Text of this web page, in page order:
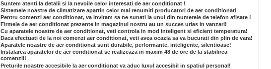
Suntem atenti la detalii si la nevoile celor interesati de aer conditionat !
Sistemele noastre de climatizare apartin celor mai renumiti producatori de aer conditionat!
Pentru comenzi aer conditionat, va invitam sa ne sunati la unul din numerele de telefon afisate !
Firmele de aer conditionat prezente in magazinul nostru au un succes urias in vanzari!
Cu aparatele noastre de aer conditionat, veti controla in mod inteligent si eficient temperatura!
Daca efectuati de la noi comenzi aer conditionat, veti avea ocazia sa va bucurati din plin de vara!
Aparatele noastre de aer conditionat sunt durabile, performante, inteligente, silentioase!
Instalarea aparatelor de aer conditionat se realizeaza in maxim 48 de ore de la stabilirea
comenzii!
Preturile noastre accesibile la aer conditionat va aduc luxul accesibil in spatiul personal!